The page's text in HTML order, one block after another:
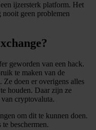
ijzersterk platform. Het
geen problemen
geworden van een hack.
te maken van de
Ze doen er overigens alles
houden. Daar zijn ze
cryptovaluta.
om dit te kunnen doen.
te beschermen.